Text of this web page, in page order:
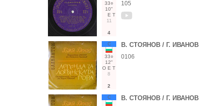
33○
10"
Е Т
11
4
105
С
33○
12"
О Е Т
8
2
В. СТОЯНОВ / Г. ИВАНОВ
0106
С В. СТОЯНОВ / Г. ИВАНОВ